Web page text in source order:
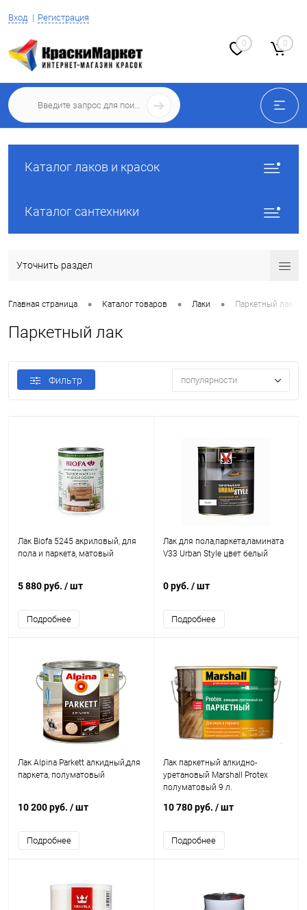
Вход Регистрация
0 0
Каталог лаков и красок
Каталог сантехники
Уточнить раздел
Главная страница • Каталог товаров • Лаки • Паркетный лак
Паркетный лак
Фильтр популярности
Лак Biofa 5245 акриловый, для
пола и паркета, матовый
5 880 руб. / шт
Подробнее
Лак для пола,паркета,ламината
V33 Urban Style цвет белый
0 руб. / шт
Подробнее
Лак Alpina Parkett алкидный,для
паркета, полуматовый
10 200 руб. / шт
Подробнее
Лак паркетный алкидно-
уретановый Marshall Protex
полуматовый 9 л.
10 780 руб. / шт
Подробнее